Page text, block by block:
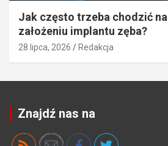
Jak często trzeba chodzić
założeniu implantu zęba?
28 lipca, 2026 Redakcja
Znajdź nas na